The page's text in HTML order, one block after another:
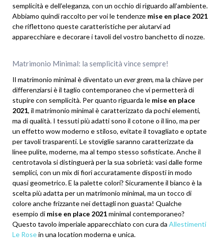
semplicità e dell’eleganza, con un occhio di riguardo all’ambiente.
Abbiamo quindi raccolto per voi le tendenze mise en place 2021
che riflettono queste caratteristiche per aiutarvi ad
apparecchiare e decorare i tavoli del vostro banchetto di nozze.
Matrimonio Minimal: la semplicità vince sempre!
Il matrimonio minimal è diventato un ever green, ma la chiave per
differenziarsi è il taglio contemporaneo che vi permetterà di
stupire con semplicità. Per quanto riguarda le mise en place
2021, il matrimonio minimal è caratterizzato da pochi elementi,
ma di qualità. I tessuti più adatti sono il cotone o il lino, ma per
un effetto wow moderno e stiloso, evitate il tovagliato e optate
per tavoli trasparenti. Le stoviglie saranno caratterizzate da
linee pulite, moderne, ma al tempo stesso sofisticate. Anche il
centrotavola si distinguerà per la sua sobrietà: vasi dalle forme
semplici, con un mix di fiori accuratamente disposti in modo
quasi geometrico. E la palette colori? Sicuramente il bianco è la
scelta più adatta per un matrimonio minimal, ma un tocco di
colore anche frizzante nei dettagli non guasta! Qualche
esempio di mise en place 2021minimal contemporaneo?
Questo tavolo imperiale apparecchiato con cura da Allestimenti
Le Rosein una location moderna e unica.